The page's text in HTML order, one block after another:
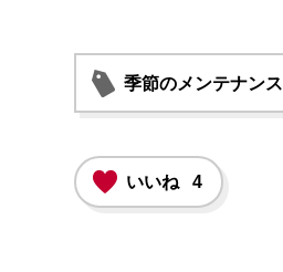
季節のメンテナンス
いいね 4